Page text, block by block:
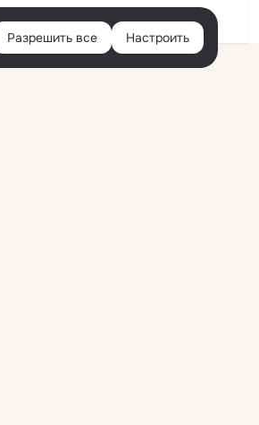
Войти
Разрешить все Настроить